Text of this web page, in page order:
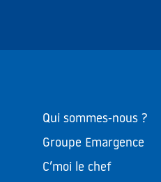
Qui sommes-nous ?
Groupe Emargence
C’moi le chef